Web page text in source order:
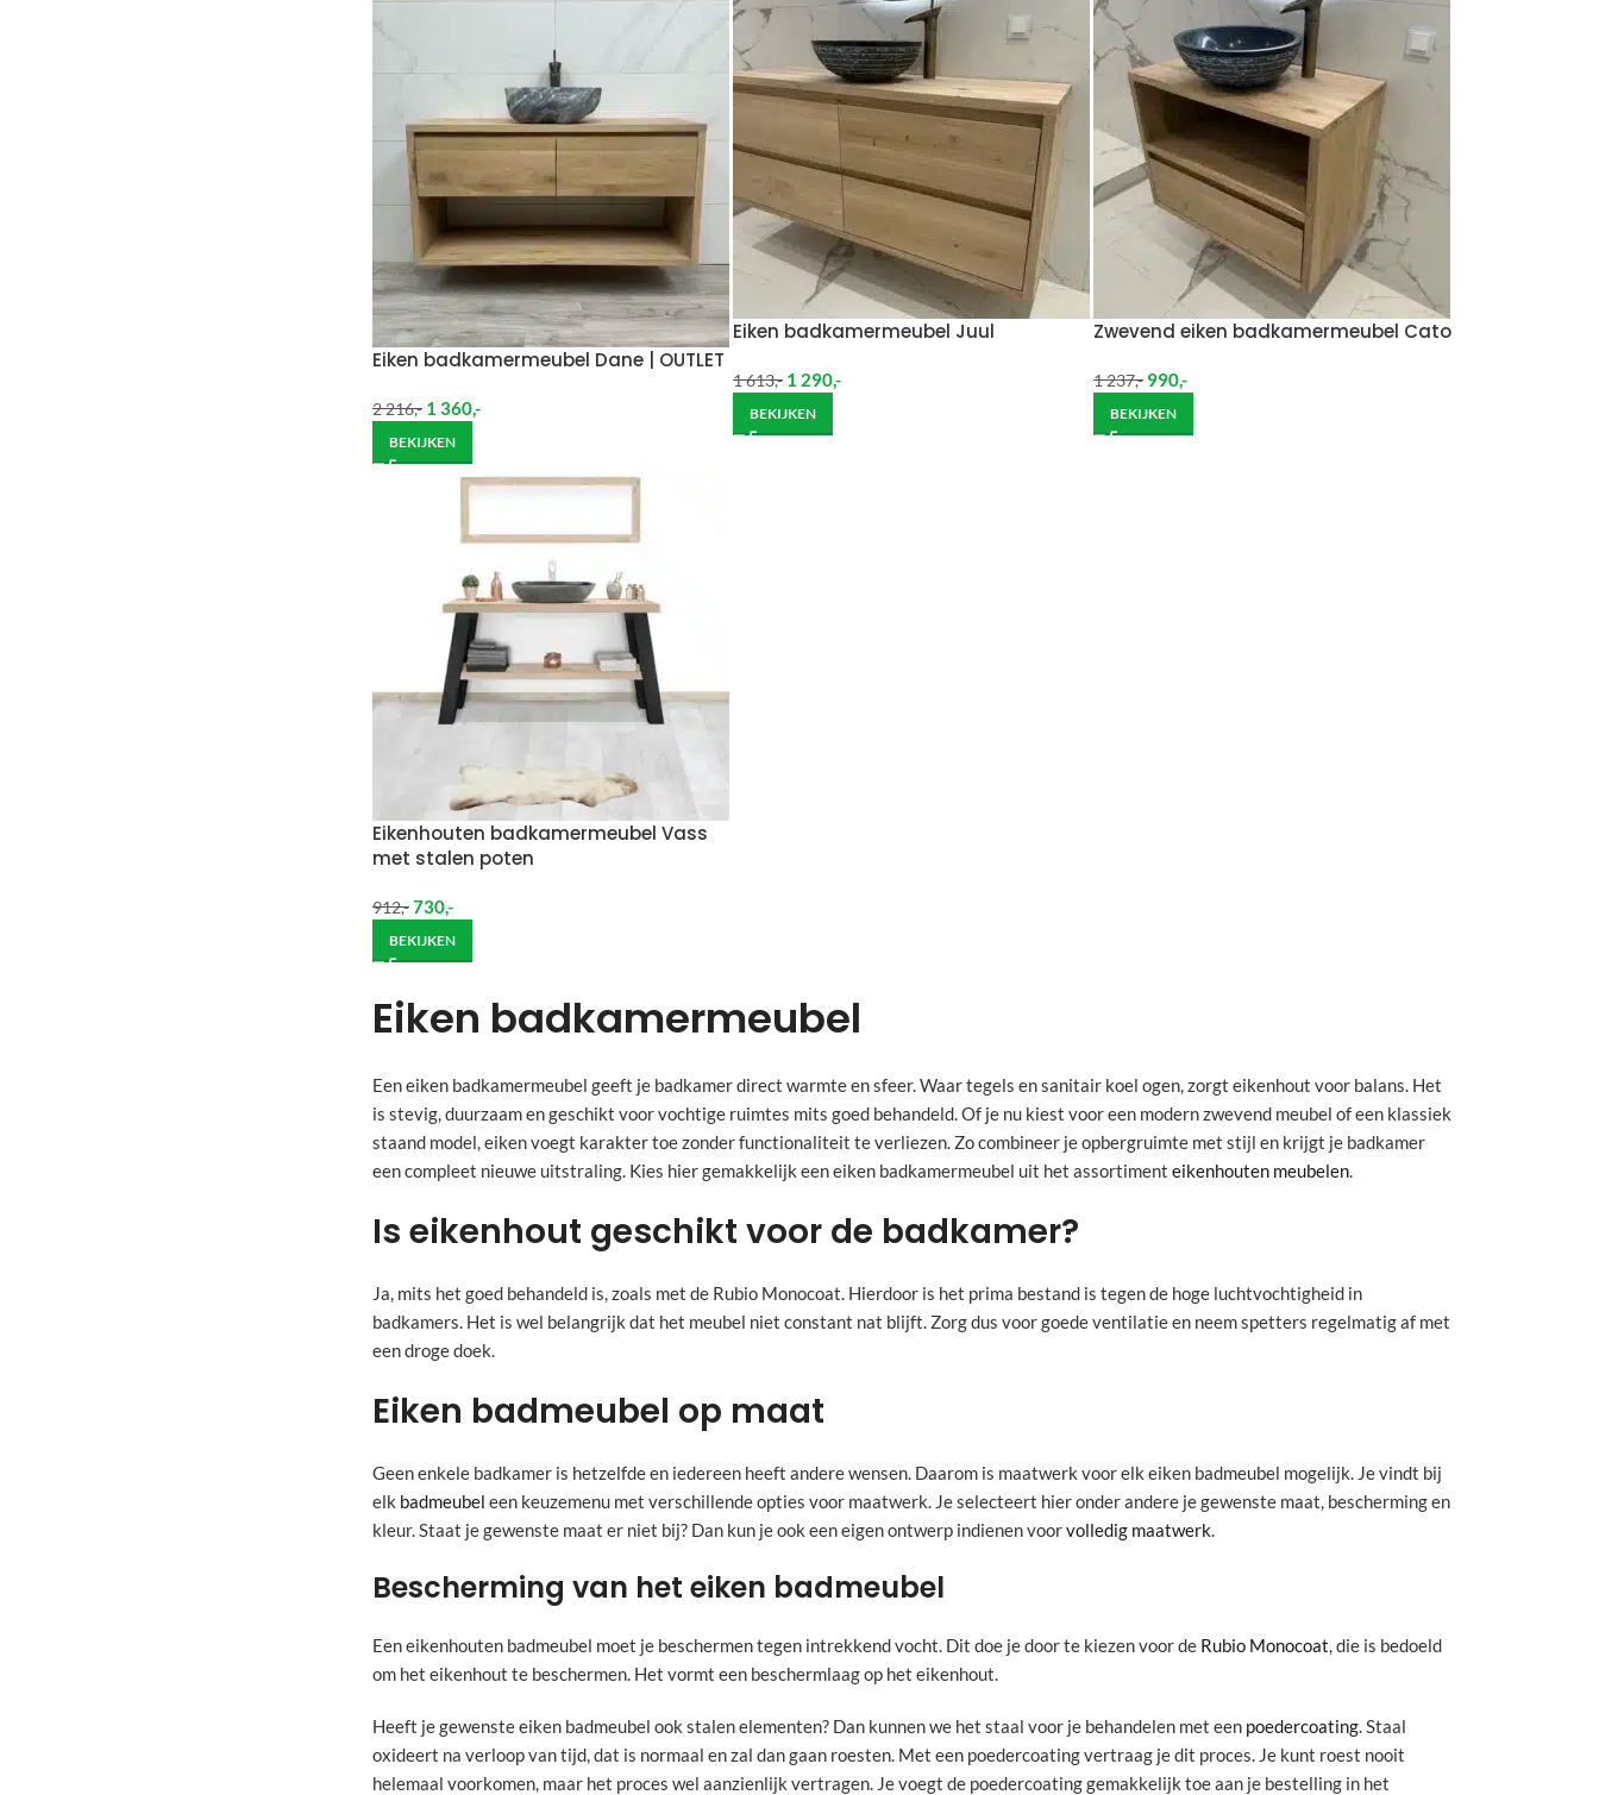
Eiken badkamermeubel Dane | OUTLET
2 216,- 1 360,-
BEKIJKEN
Eiken badkamermeubel Juul
1 613,- 1 290,-
BEKIJKEN
Zwevend eiken badkamermeubel Cato
1 237,- 990,-
BEKIJKEN
Eikenhouten badkamermeubel Vass
met stalen poten
912,-730,-
BEKIJKEN
Eiken badkamermeubel
Een eiken badkamermeubel geeft je badkamer direct warmte en sfeer. Waar tegels en sanitair koel ogen, zorgt eikenhout voor balans. Het
is stevig, duurzaam en geschikt voor vochtige ruimtes mits goed behandeld. Of je nu kiest voor een modern zwevend meubel of een klassiek
staand model, eiken voegt karakter toe zonder functionaliteit te verliezen. Zo combineer je opbergruimte met stijl en krijgt je badkamer
een compleet nieuwe uitstraling. Kies hier gemakkelijk een eiken badkamermeubel uit het assortiment eikenhouten meubelen.
Is eikenhout geschikt voor de badkamer?
Ja, mits het goed behandeld is, zoals met de Rubio Monocoat. Hierdoor is het prima bestand is tegen de hoge luchtvochtigheid in
badkamers. Het is wel belangrijk dat het meubel niet constant nat blijft. Zorg dus voor goede ventilatie en neem spetters regelmatig af met
een droge doek.
Eiken badmeubel op maat
Geen enkele badkamer is hetzelfde en iedereen heeft andere wensen. Daarom is maatwerk voor elk eiken badmeubel mogelijk. Je vindt bij
elk badmeubel een keuzemenu met verschillende opties voor maatwerk. Je selecteert hier onder andere je gewenste maat, bescherming en
kleur. Staat je gewenste maat er niet bij? Dan kun je ook een eigen ontwerp indienen voorvolledig maatwerk.
Bescherming van het eiken badmeubel
Een eikenhouten badmeubel moet je beschermen tegen intrekkend vocht. Dit doe je door te kiezen voor de Rubio Monocoat, die is bedoeld
om het eikenhout te beschermen. Het vormt een beschermlaag op het eikenhout.
Heeft je gewenste eiken badmeubel ook stalen elementen? Dan kunnen we het staal voor je behandelen met een poedercoating. Staal
oxideert na verloop van tijd, dat is normaal en zal dan gaan roesten. Met een poedercoating vertraag je dit proces. Je kunt roest nooit
helemaal voorkomen, maar het proces wel aanzienlijk vertragen. Je voegt de poedercoating gemakkelijk toe aan je bestelling in het